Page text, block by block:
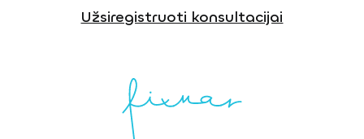
Užsiregistruoti konsultacijai